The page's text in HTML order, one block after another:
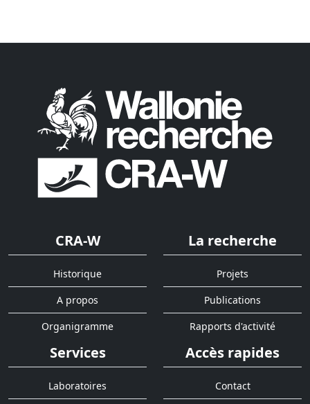
CRA-W
Historique
A propos
Organigramme
La recherche
Projets
Publications
Rapports d'activité
Services
Laboratoires
Accès rapides
Contact